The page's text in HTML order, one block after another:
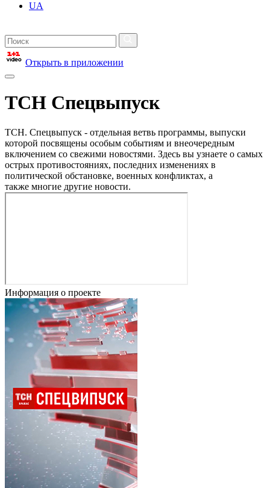
UA
Открыть в приложении
ТСН Спецвыпуск
ТСН. Спецвыпуск - отдельная ветвь программы, выпуски
которой посвящены особым событиям и внеочередным
включением со свежими новостями. Здесь вы узнаете о самых
острых противостояниях, последних изменениях в
политической обстановке, военных конфликтах, а
также многие другие новости.
Информация о проекте